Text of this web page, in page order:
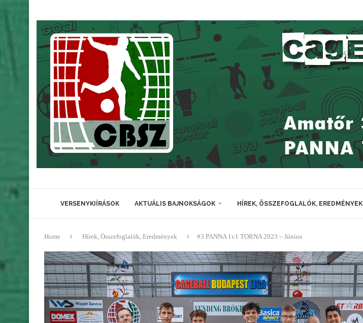
VERSENYKIÍRÁSOK AKTUÁLIS BAJNOKSÁGOK HÍREK, ÖSSZEFOGLALÓK, EREDMÉNYEK
Home Hírek, Összefoglalók, Eredmények #3 PANNA 1v1 TORNA 2023 – Június